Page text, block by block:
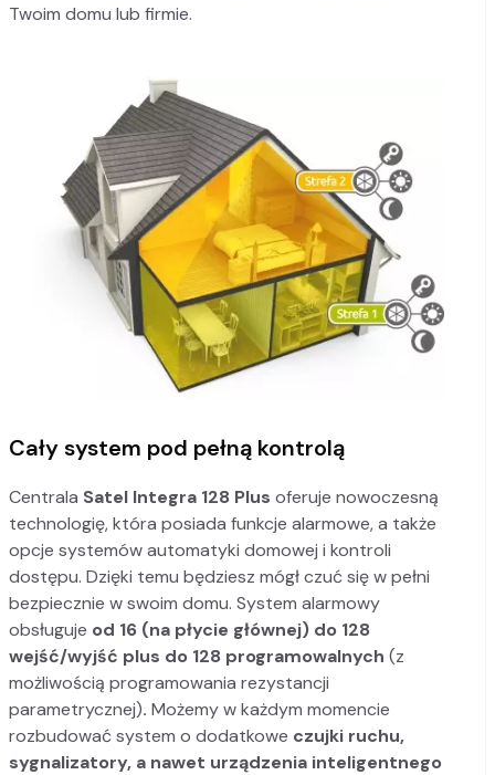
Twoim domu lub firmie.
Cały system pod pełną kontrolą
Centrala Satel Integra 128 Plus oferuje nowoczesną
technologię, która posiada funkcje alarmowe, a także
opcje systemów automatyki domowej i kontroli
dostępu. Dzięki temu będziesz mógł czuć się w pełni
bezpiecznie w swoim domu. System alarmowy
obsługuje od 16 (na płycie głównej) do 128
wejść/wyjść plus do 128 programowalnych (z
możliwością programowania rezystancji
parametrycznej). Możemy w każdym momencie
rozbudować system o dodatkowe czujki ruchu,
sygnalizatory, a nawet urządzenia inteligentnego